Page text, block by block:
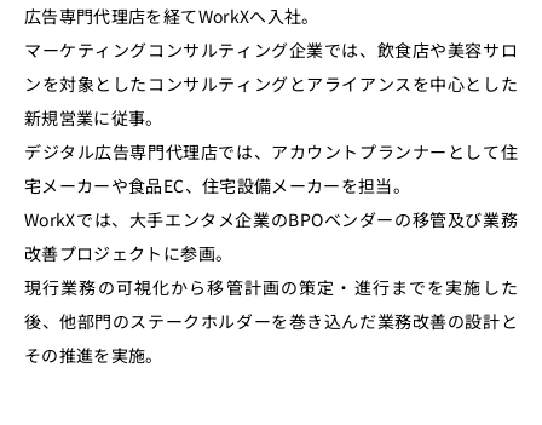
広告専門代理店を経てWorkXへ入社。
マーケティングコンサルティング企業では、飲食店や美容サロ
ンを対象としたコンサルティングとアライアンスを中心とした
新規営業に従事。
デジタル広告専門代理店では、アカウントプランナーとして住
宅メーカーや食品EC、住宅設備メーカーを担当。
WorkXでは、大手エンタメ企業のBPOベンダーの移管及び業務
改善プロジェクトに参画。
現行業務の可視化から移管計画の策定・進行までを実施した
後、他部門のステークホルダーを巻き込んだ業務改善の設計と
その推進を実施。